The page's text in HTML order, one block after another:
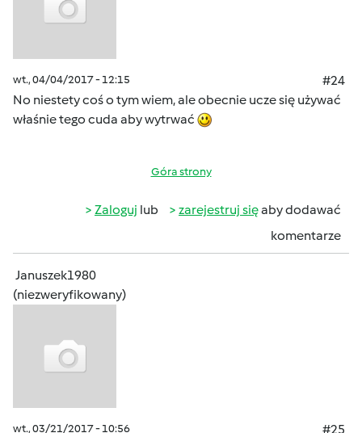
wt., 04/04/2017 - 12:15
#24
No niestety coś o tym wiem, ale obecnie ucze się używać
właśnie tego cuda aby wytrwać
Góra strony
Zaloguj lub zarejestruj sięaby dodawać
komentarze
Januszek1980
(niezweryfikowany)
wt., 03/21/2017 - 10:56
#25